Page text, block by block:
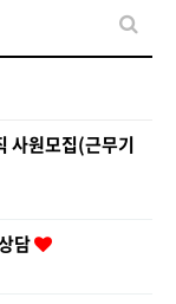
사원모집(근무기
담